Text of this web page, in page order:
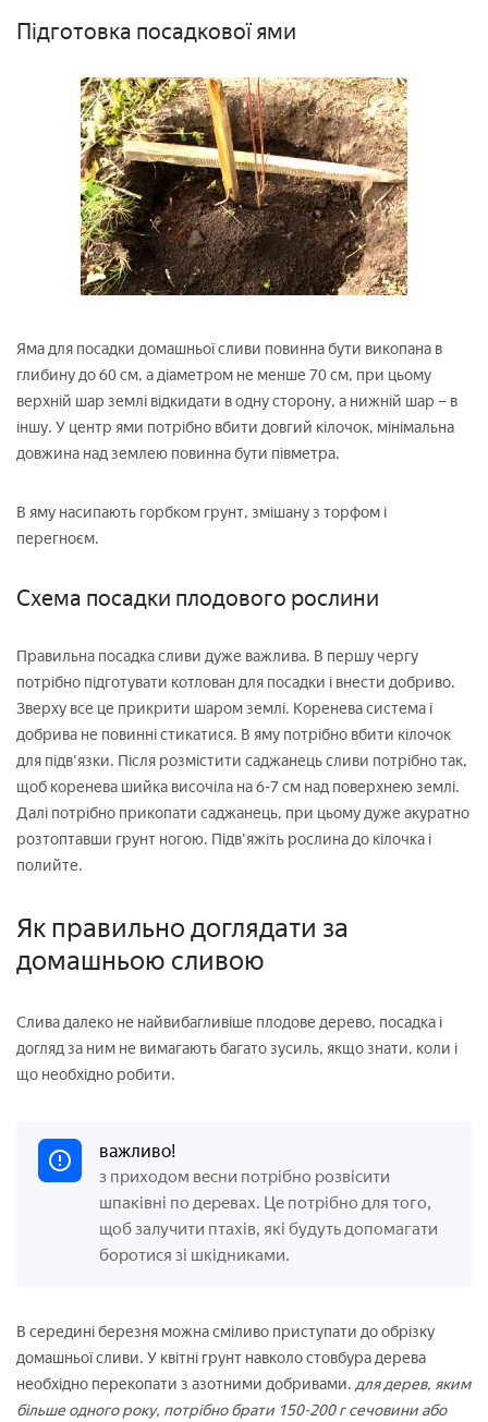
Підготовка посадкової ями
Яма для посадки домашньої сливи повинна бути викопана в
глибину до 60 см, а діаметром не менше 70 см, при цьому
верхній шар землі відкидати в одну сторону, а нижній шар – в
іншу. У центр ями потрібно вбити довгий кілочок, мінімальна
довжина над землею повинна бути півметра.
В яму насипають горбком грунт, змішану з торфом і
перегноєм.
Схема посадки плодового рослини
Правильна посадка сливи дуже важлива. В першу чергу
потрібно підготувати котлован для посадки і внести добриво.
Зверху все це прикрити шаром землі. Коренева система і
добрива не повинні стикатися. В яму потрібно вбити кілочок
для підв'язки. Після розмістити саджанець сливи потрібно так,
щоб коренева шийка височіла на 6-7 см над поверхнею землі.
Далі потрібно прикопати саджанець, при цьому дуже акуратно
розтоптавши грунт ногою. Підв'яжіть рослина до кілочка і
полийте.
Як правильно доглядати за
домашньою сливою
Слива далеко не найвибагливіше плодове дерево, посадка і
догляд за ним не вимагають багато зусиль, якщо знати, коли і
що необхідно робити.
важливо!
з приходом весни потрібно розвісити
шпаківні по деревах. Це потрібно для того,
щоб залучити птахів, які будуть допомагати
боротися зі шкідниками.
В середині березня можна сміливо приступати до обрізку
домашньої сливи. У квітні грунт навколо стовбура дерева
необхідно перекопати з азотними добривами. для дерев, яким
більше одного року, потрібно брати 150-200 г сечовини або